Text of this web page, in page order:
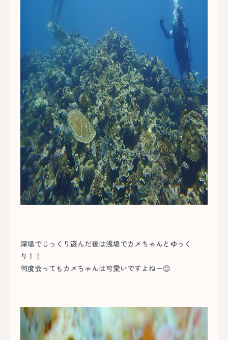
深場でじっくり遊んだ後は浅場でカメちゃんとゆっく
り！！
何度会ってもカメちゃんは可愛いですよねー😊